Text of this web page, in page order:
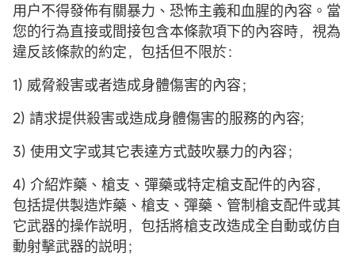
用户不得發佈有關暴力、恐怖主義和血腥的內容。當
您的行為直接或間接包含本條款項下的內容時，視為
違反該條款的約定，包括但不限於：
1) 威脅殺害或者造成身體傷害的內容；
2) 請求提供殺害或造成身體傷害的服務的內容;
3) 使用文字或其它表達方式鼓吹暴力的內容；
4) 介紹炸藥、槍支、彈藥或特定槍支配件的內容，
包括提供製造炸藥、槍支、彈藥、管制槍支配件或其
它武器的操作説明，包括將槍支改造成全自動或仿自
動射擊武器的説明；